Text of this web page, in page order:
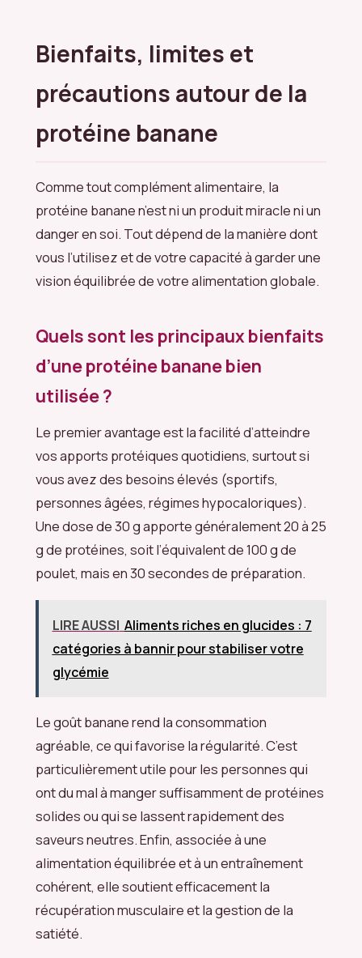
Bienfaits, limites et
précautions autour de la
protéine banane
Comme tout complément alimentaire, la
protéine banane n’est ni un produit miracle ni un
danger en soi. Tout dépend de la manière dont
vous l’utilisez et de votre capacité à garder une
vision équilibrée de votre alimentation globale.
Quels sont les principaux bienfaits
d’une protéine banane bien
utilisée ?
Le premier avantage est la facilité d’atteindre
vos apports protéiques quotidiens, surtout si
vous avez des besoins élevés (sportifs,
personnes âgées, régimes hypocaloriques).
Une dose de 30 g apporte généralement 20 à 25
g de protéines, soit l’équivalent de 100 g de
poulet, mais en 30 secondes de préparation.
LIRE AUSSI Aliments riches en glucides : 7
catégories à bannir pour stabiliser votre
glycémie
Le goût banane rend la consommation
agréable, ce qui favorise la régularité. C’est
particulièrement utile pour les personnes qui
ont du mal à manger suffisamment de protéines
solides ou qui se lassent rapidement des
saveurs neutres. Enfin, associée à une
alimentation équilibrée et à un entraînement
cohérent, elle soutient efficacement la
récupération musculaire et la gestion de la
satiété.